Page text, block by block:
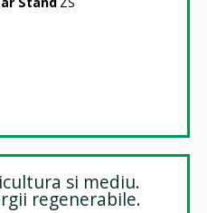
si mediu.
regenerabile.